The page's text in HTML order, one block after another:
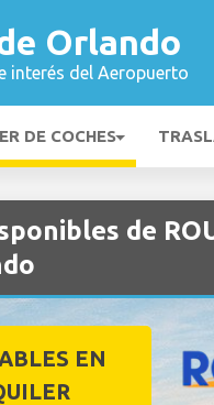
Orlando
interés del Aeropuerto
DE COCHES
de
EN